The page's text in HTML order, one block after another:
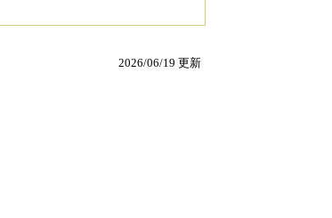
2026/06/19 更新